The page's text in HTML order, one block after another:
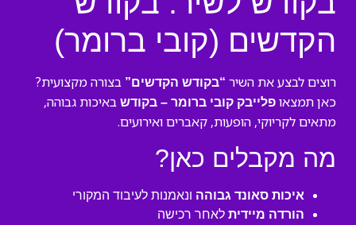
הקדשים (קובי ברומר)
רוצים לבצע את השיר “בקודש הקדשים” בצורה מקצועית?
כאן תמצאו פלייבק קובי ברומר – בקודש באיכות גבוהה,
מתאים לקריוקי, הופעות, קאברים ואירועים.
מה מקבלים כאן?
איכות סאונד גבוהה ונאמנות לעיבוד המקורי
הורדה מיידית לאחר רכישה